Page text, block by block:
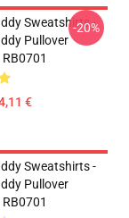
Sweatshirts -
Pullover
€
-20%
Sweatshirts -
Pullover